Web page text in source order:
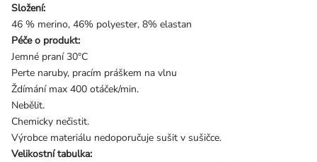
Složení:
46 % merino, 46% polyester, 8% elastan
Péče o produkt:
Jemné praní 30°C
Perte naruby, pracím práškem na vlnu
Ždímání max 400 otáček/min.
Nebělit.
Chemicky nečistit.
Výrobce materiálu nedoporučuje sušit v sušičce.
Velikostní tabulka: